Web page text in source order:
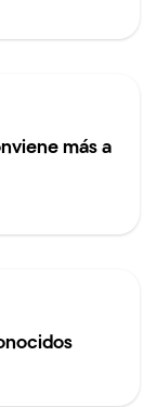
más a